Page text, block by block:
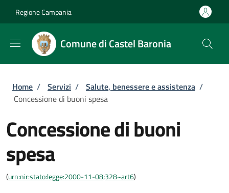
Regione Campania
Comune di Castel Baronia
Briciole di pane
Home / Servizi / Salute, benessere e assistenza /
Concessione di buoni spesa
Concessione di buoni
spesa
(urn:nir:stato:legge:2000-11-08;328~art6)